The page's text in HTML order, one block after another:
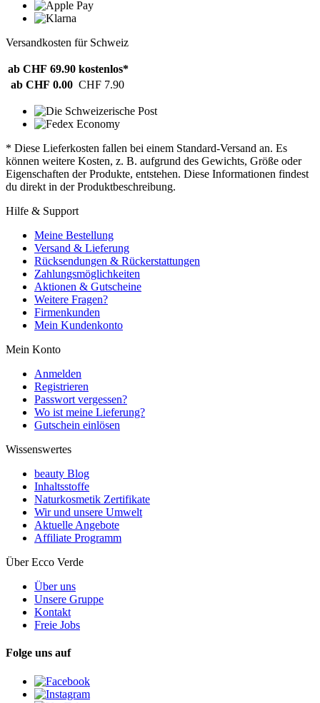
Versandkosten für Schweiz
ab CHF 69.90 kostenlos*
ab CHF 0.00 CHF 7.90
* Diese Lieferkosten fallen bei einem Standard-Versand an. Es
können weitere Kosten, z. B. aufgrund des Gewichts, Größe oder
Eigenschaften der Produkte, entstehen. Diese Informationen findest
du direkt in der Produktbeschreibung.
Hilfe & Support
Meine Bestellung
Versand & Lieferung
Rücksendungen & Rückerstattungen
Zahlungsmöglichkeiten
Aktionen & Gutscheine
Weitere Fragen?
Firmenkunden
Mein Kundenkonto
Mein Konto
Anmelden
Registrieren
Passwort vergessen?
Wo ist meine Lieferung?
Gutschein einlösen
Wissenswertes
beauty Blog
Inhaltsstoffe
Naturkosmetik Zertifikate
Wir und unsere Umwelt
Aktuelle Angebote
Affiliate Programm
Über Ecco Verde
Über uns
Unsere Gruppe
Kontakt
Freie Jobs
Folge uns auf